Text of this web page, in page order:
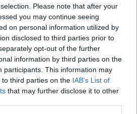
Please note that after your
you may continue seeing
on personal information utilized by
disclosed to third parties prior to
opt-out of the further
information by third parties on the
participants. This information may
third parties on the IAB’s List of
that may further disclose it to other
Novák Katalin, miután kiderült, hogy
bicskei igazgató bűntársának, aki
esett gyermekeket, hogy
pedofil bántalmazásról.
BŰNTÁRSÁNAK ADOTT
KATALIN A